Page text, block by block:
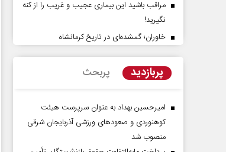
مراقب باشید این بیماری عجیب و غریب را از کنه
نگیرید!
خاوران؛ گمشده‌ای در تاریخ کرمانشاه
پربازدید پربحث
امیرحسین بهداد به عنوان سرپرست هیئت
کوهنوردی و صعودهای ورزشی آذربایجان شرقی
منصوب شد
برنامه و
امام شهید
حجت‌الاسلام دکتر حمید احمدی - نویسنده و
پژوهشگر